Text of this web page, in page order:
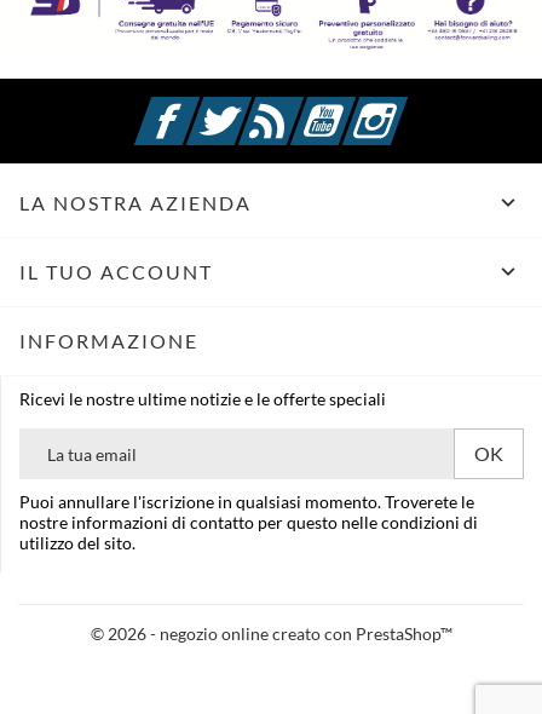
FacebookTwitterRss YouTubeInstagram
LA NOSTRA AZIENDA 
IL TUO ACCOUNT 
INFORMAZIONE
Ricevi le nostre ultime notizie e le offerte speciali
Puoi annullare l'iscrizione in qualsiasi momento. Troverete le
nostre informazioni di contatto per questo nelle condizioni di
utilizzo del sito.
© 2026 - negozio online creato con PrestaShop™